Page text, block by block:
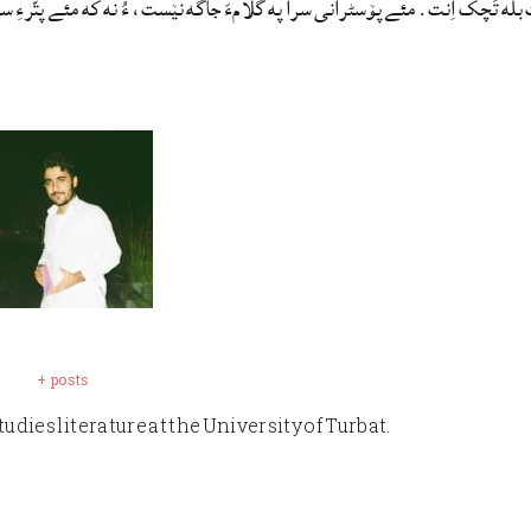
بله تَچک اِنت. مئے پۆسٹرانی سرا په گُلامءَ جاگه نێست، ءُ نه که مئے
+ posts
literature at the University of Turbat.